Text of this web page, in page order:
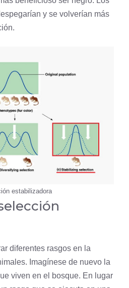
y se volverían más
estabilizadora
diferentes rasgos en la
Imagínese de nuevo la
viven en el bosque. En lugar